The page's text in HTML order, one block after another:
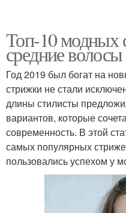
Топ-10 модных
средние
Год 2019 был богат на
стрижки не стали
длины стилисты
вариантов, которые
современность. В этой
самых популярных
пользовались успехом у